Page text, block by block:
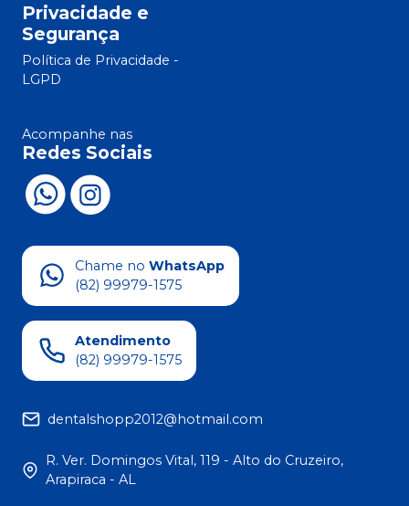
Privacidade e
Segurança
Política de Privacidade -
LGPD
Acompanhe nas
Redes Sociais
Chame no WhatsApp
(82) 99979-1575
Atendimento
(82) 99979-1575
dentalshopp2012@hotmail.com
R. Ver. Domingos Vital, 119 - Alto do Cruzeiro,
Arapiraca - AL